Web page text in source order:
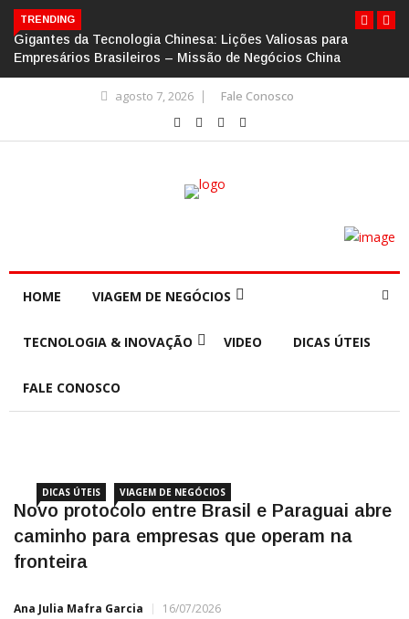
TRENDING
Gigantes da Tecnologia Chinesa: Lições Valiosas para
Empresários Brasileiros – Missão de Negócios China
agosto 7, 2026 Fale Conosco
HOME VIAGEM DE NEGÓCIOS
TECNOLOGIA & INOVAÇÃO VIDEO DICAS ÚTEIS
FALE CONOSCO
DICAS ÚTEIS VIAGEM DE NEGÓCIOS
Novo protocolo entre Brasil e Paraguai abre
caminho para empresas que operam na
fronteira
Ana Julia Mafra Garcia 16/07/2026